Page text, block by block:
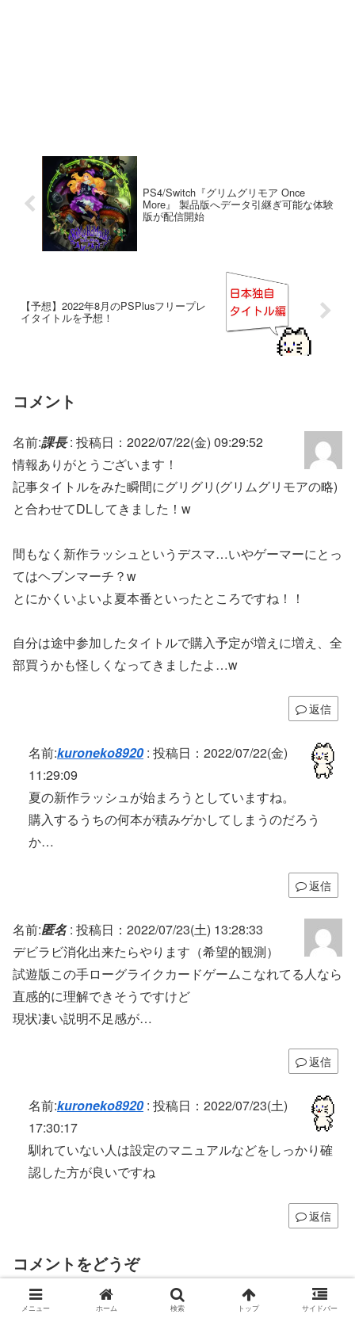
PS4/Switch『グリムグリモア Once
More』 製品版へデータ引継ぎ可能な体験
版が配信開始
【予想】2022年8月のPSPlusフリープレ
イタイトルを予想！
コメント
名前:課長: 投稿日：2022/07/22(金) 09:29:52
情報ありがとうございます！
記事タイトルをみた瞬間にグリグリ(グリムグリモアの略)
と合わせてDLしてきました！w
間もなく新作ラッシュというデスマ…いやゲーマーにとっ
てはヘブンマーチ？w
とにかくいよいよ夏本番といったところですね！！
自分は途中参加したタイトルで購入予定が増えに増え、全
部買うかも怪しくなってきましたよ…w
返信
名前:kuroneko8920: 投稿日：2022/07/22(金)
11:29:09
夏の新作ラッシュが始まろうとしていますね。
購入するうちの何本が積みゲかしてしまうのだろう
か…
返信
名前:匿名: 投稿日：2022/07/23(土) 13:28:33
デビラビ消化出来たらやります（希望的観測）
試遊版この手ローグライクカードゲームこなれてる人なら
直感的に理解できそうですけど
現状凄い説明不足感が…
返信
名前:kuroneko8920: 投稿日：2022/07/23(土)
17:30:17
馴れていない人は設定のマニュアルなどをしっかり確
認した方が良いですね
返信
コメントをどうぞ
コメント
メニュー ホーム 検索 トップ サイドバー